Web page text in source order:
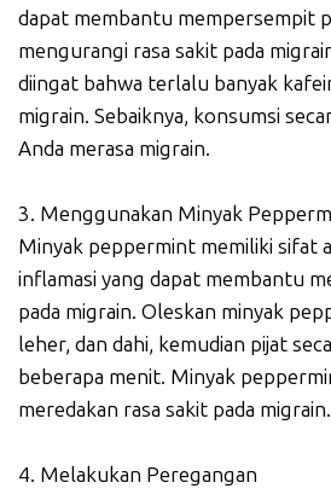
dapat membantu mempersempit
mengurangi rasa sakit pada
diingat bahwa terlalu banyak
migrain. Sebaiknya, konsumsi
Anda merasa migrain.
3. Menggunakan Minyak
Minyak peppermint memiliki sifat
inflamasi yang dapat membantu
pada migrain. Oleskan minyak
leher, dan dahi, kemudian pijat
beberapa menit. Minyak
meredakan rasa sakit pada migrain.
4. Melakukan Peregangan